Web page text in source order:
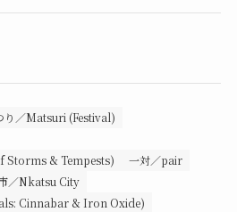
り／Matsuri (Festival)
Storms & Tempests)
一対／pair
／Nkatsu City
Cinnabar & Iron Oxide)